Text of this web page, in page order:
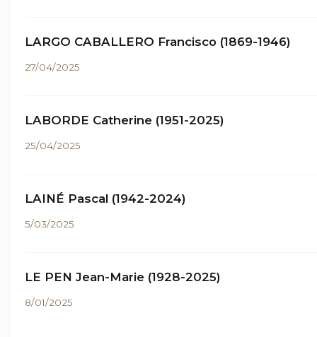
LARGO CABALLERO Francisco (1869-1946)
27/04/2025
LABORDE Catherine (1951-2025)
25/04/2025
LAINÉ Pascal (1942-2024)
5/03/2025
LE PEN Jean-Marie (1928-2025)
8/01/2025